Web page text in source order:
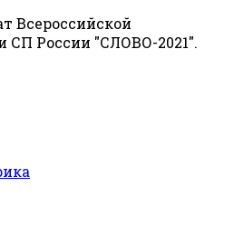
Всероссийской
СП России "СЛОВО-2021".